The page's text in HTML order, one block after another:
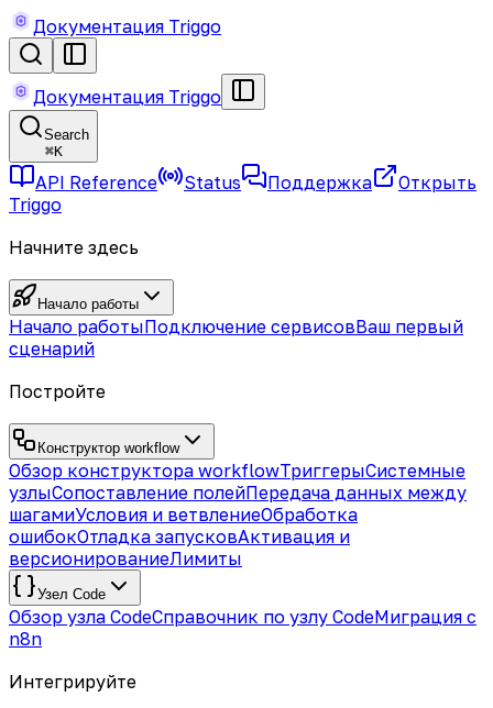
Документация Triggo
Документация Triggo
Search
⌘K
API Reference Status Поддержка
Открыть
Triggo
Начните здесь
Начало работы
Начало работыПодключение сервисовВаш первый
сценарий
Постройте
Конструктор workflow
Обзор конструктора workflowТриггерыСистемные
узлыСопоставление полейПередача данных между
шагамиУсловия и ветвлениеОбработка
ошибокОтладка запусковАктивация и
версионированиеЛимиты
Узел Code
Обзор узла CodeСправочник по узлу CodeМиграция с
n8n
Интегрируйте